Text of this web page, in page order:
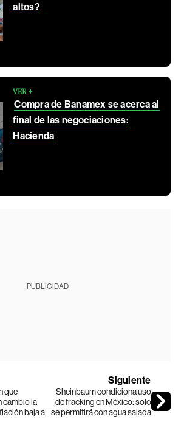
altos?
VER +
Compra de Banamex se acerca al
final de las negociaciones:
Hacienda
PUBLICIDAD
que
cambio la
baja a
Siguiente
Sheinbaum condiciona uso
de fracking en México: solo
se permitirá con agua salada